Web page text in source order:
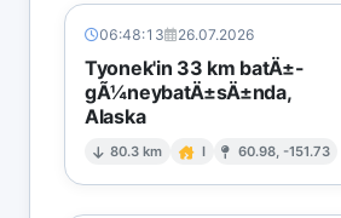
06:48:13 26.07.2026
Tyonek'in 33 km batÄ±-
gÃ¼neybatÄ±sÄ±nda,
Alaska
80.3 km I 60.98, -151.73